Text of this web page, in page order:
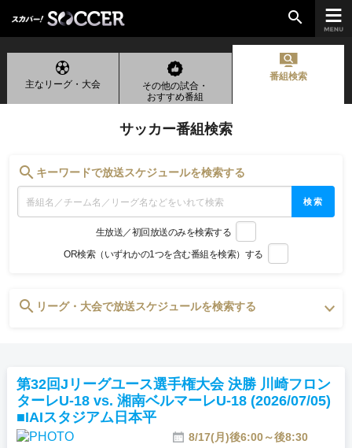
ルヴァンカップ
天皇杯
高円宮杯
UEFAチャンピオンズリーグ
その他の試合・おすすめ番組
Jリーグラボ
search
主なリーグ・大会
その他の試合・
おすすめ番組
番組検索
サッカー番組検索
search キーワードで放送スケジュールを検索する
検索
生放送／初回放送のみを検索する
OR検索（いずれかの1つを含む番組を検索）する
search リーグ・大会で放送スケジュールを検索する
第32回Jリーグユース選手権大会 決勝 川崎フロン
ターレU-18 vs. 湘南ベルマーレU-18 (2026/07/05)
■IAIスタジアム日本平
8/17(月)後6:00～後8:30